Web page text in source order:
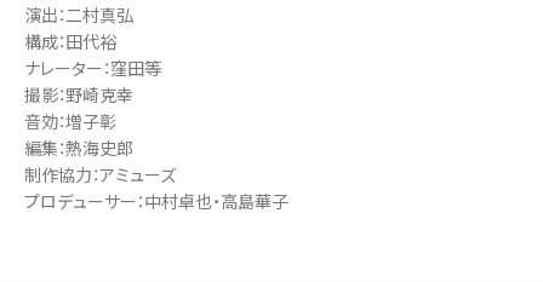
演出：二村真弘
構成：田代裕
ナレーター：窪田等
撮影：野崎克幸
音効：増子彰
編集：熱海史郎
制作協力：アミューズ
プロデューサー：中村卓也・高島華子